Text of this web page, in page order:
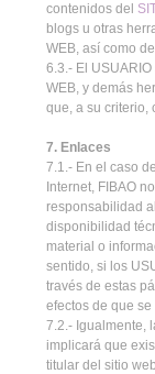
contenidos del
blogs u otras
WEB, así como
6.3.- El
WEB, y demás
que, a su criterio,
7. Enlaces
7.1.- En el caso
Internet, FIBAO
responsabilidad
disponibilidad
material o
sentido, si los
través de estas
efectos de que
7.2.- Igualmente,
implicará que
titular del sitio